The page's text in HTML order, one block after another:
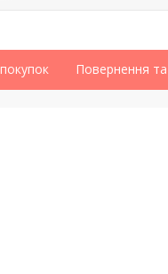
Повернення